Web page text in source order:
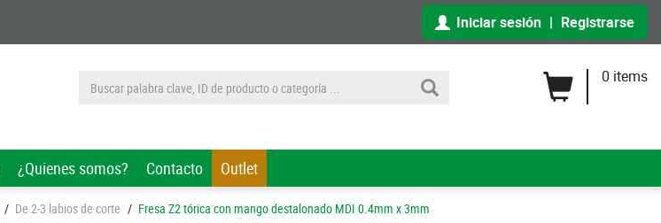
Iniciar sesión | Registrarse
0 items
¿Quienes somos? Contacto Outlet
/ De 2-3 labios de corte / Fresa Z2 tórica con mango destalonado MDI 0.4mm x 3mm